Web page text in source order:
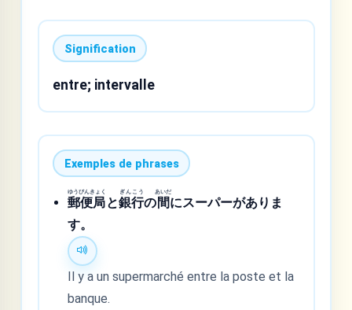
Signification
entre; intervalle
Exemples de phrases
郵便局
ゆうびんきょく
と銀行
ぎんこう
の間
あいだ
にスーパーがありま
す。
Il y a un supermarché entre la poste et la
banque.